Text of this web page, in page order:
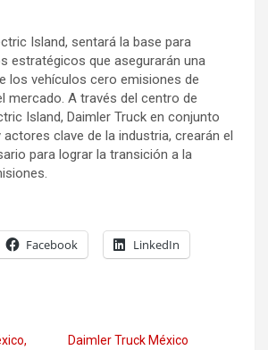
Island, sentará la base para
estratégicos que asegurarán una
los vehículos cero emisiones de
mercado. A través del centro de
Island, Daimler Truck en conjunto
clave de la industria, crearán el
para lograr la transición a la
Facebook LinkedIn
Daimler Truck México